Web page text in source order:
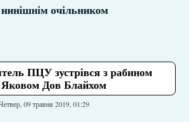
очільником
ПЦУ зустрівся з рабином
Яковом Дов Блайхом
09 травня 2019, 01:29